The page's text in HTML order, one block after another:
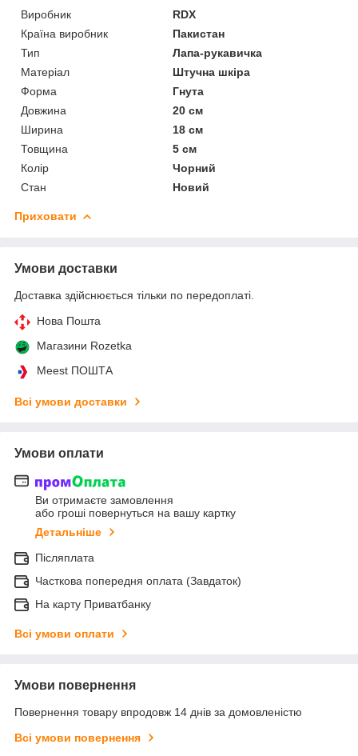
Виробник
RDX
Країна виробник
Пакистан
Тип
Лапа-рукавичка
Матеріал
Штучна шкіра
Форма
Гнута
Довжина
20 см
Ширина
18 см
Товщина
5 см
Колір
Чорний
Стан
Новий
Приховати
Умови доставки
Доставка здійснюється тільки по передоплаті.
Нова Пошта
Магазини Rozetka
Meest ПОШТА
Всі умови доставки
Умови оплати
Ви отримаєте замовлення
або гроші повернуться на вашу картку
Детальніше
Післяплата
Часткова попередня оплата (Завдаток)
На карту Приватбанку
Всі умови оплати
Умови повернення
Повернення товару впродовж 14 днів за домовленістю
Всі умови повернення